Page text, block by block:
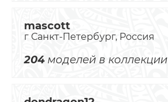
mascott
г Санкт-Петербург, Россия
204моделей в коллекции